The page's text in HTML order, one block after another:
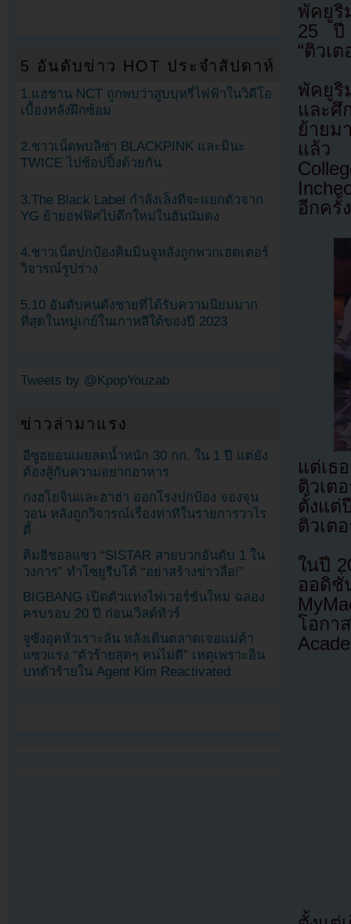
พัคยูริ
25 ปี
“ติวเ
พัคยูริ
และศึ
ย้ายม
แล้ว
อีกครั้ง
แต่เธ
ติวเต
ตั้งแต่
ติวเต
ในปี
ออดิ
โอกา
5 อันดับข่าว HOT ประจำสัปดาห์
1.แฮชาน NCT ถูกพบว่าสูบบุหรี่ไฟฟ้าในวิดีโอ
เบื้องหลังฝึกซ้อม
2.ชาวเน็ตพบลิซ่า BLACKPINK และมินะ
TWICE ไปช้อปปิ้งด้วยกัน
3.The Black Label กำลังเล็งที่จะแยกตัวจาก
YG ย้ายอฟฟิศไปตึกใหม่ในฮันนัมดง
4.ชาวเน็ตปกป้องคิมมินจูหลังถูกพวกเฮดเตอร์
วิจารณ์รูปร่าง
5.10 อันดับคนดังชายที่ได้รับความนิยมมาก
ที่สุดในหมู่เกย์ในเกาหลีใต้ของปี 2023
Tweets by @KpopYouzab
ข่าวล่ามาแรง
อีซูฮยอนเผยลดน้ำหนัก 30 กก. ใน 1 ปี แต่ยัง
ต้องสู้กับความอยากอาหาร
กงฮโยจินและฮาฮ่า ออกโรงปกป้อง จองจุน
วอน หลังถูกวิจารณ์เรื่องท่าทีในรายการวาไร
ตี้
คิมฮีชอลแซว “SISTAR สายบวกอันดับ 1 ใน
วงการ” ทำโซยูรีบโต้ “อย่าสร้างข่าวลือ!”
BIGBANG เปิดตัวแท่งไฟเวอร์ชั่นใหม่ ฉลอง
ครบรอบ 20 ปี ก่อนเวิลด์ทัวร์
จูซังอุคหัวเราะลั่น หลังเดินตลาดเจอแม่ค้า
แซวแรง “ตัวร้ายสุดๆ คนไม่ดี” เหตุเพราะอิน
บทตัวร้ายใน Agent Kim Reactivated